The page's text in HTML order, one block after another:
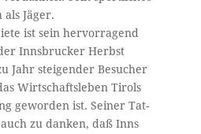
Jäger.
ist sein hervorragend­
Innsbrucker Herbst­
Jahr steigender Besucher­
Wirtschaftsleben Tirols
geworden ist. Seiner Tat­-
zu danken, daß Inns­